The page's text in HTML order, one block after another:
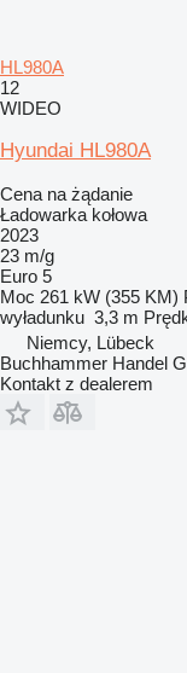
HL980A
12
WIDEO
Hyundai HL980A
Cena na żądanie
Ładowarka kołowa
2023
23 m/g
Euro 5
Moc 261 kW (355 KM)
wyładunku 3,3 m
Niemcy, Lübeck
Buchhammer Handel
Kontakt z dealerem